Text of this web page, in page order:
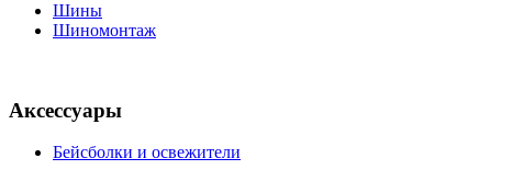
Шины
Шиномонтаж
Аксессуары
Бейсболки и освежители